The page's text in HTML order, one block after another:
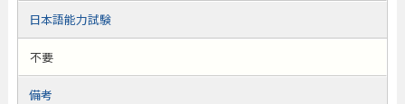
日本語能力試験
不要
備考